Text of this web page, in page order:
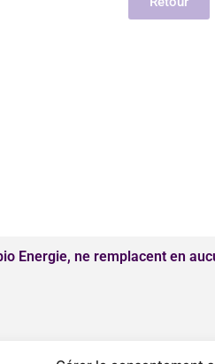
Energie, ne remplacent en